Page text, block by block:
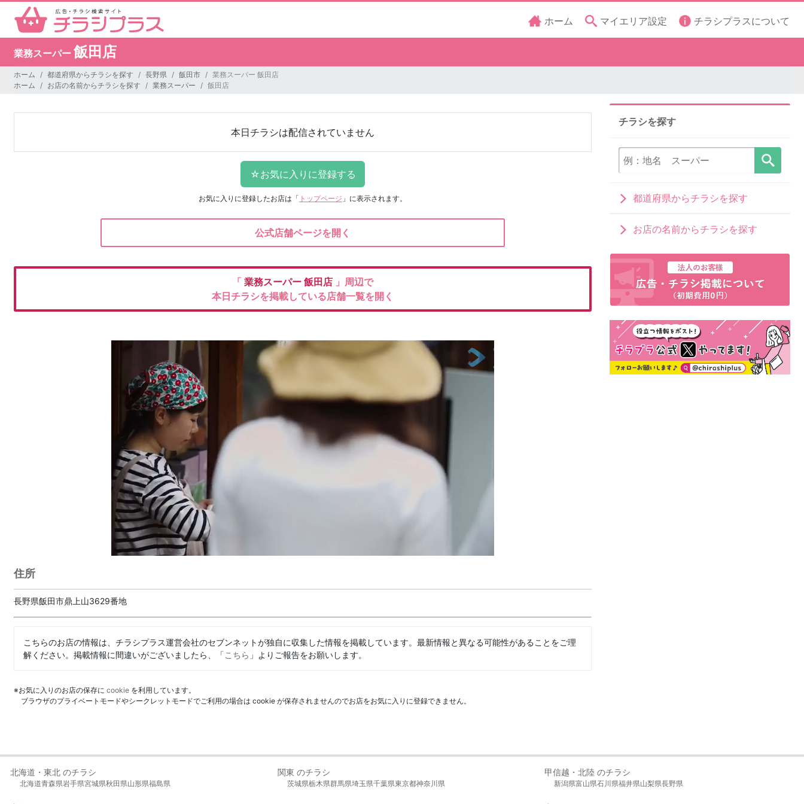
ホーム マイエリア設定 チラシプラスについて
業務スーパー 飯田店
ホーム 都道府県からチラシを探す 長野県 飯田市
業務スーパー 飯田店
ホーム
お店の名前からチラシを探す 業務スーパー 飯田店
本日チラシは配信されていません
お気に入りに登録したお店は 「 トップページ 」に表示されます。
公式店舗ページを開く
「 業務スーパー 飯田店 」周辺で
本日チラシを掲載している店舗一覧を開く
住所
長野県飯田市鼎上山3629番地
こちらのお店の情報は、チラシプラス運営会社のセブンネットが独自に収集した情報を掲載しています。最新情報と異なる可能性があることをご理
解ください。掲載情報に間違いがございましたら、「こちら 」よりご報告をお願いします。
※お気に入りのお店の保存に cookie を利用しています。
ブラウザのプライベートモードやシークレットモードでご利用の場合は cookie が保存されませんのでお店をお気に入りに登録できません。
チラシを探す
都道府県からチラシを探す
お店の名前からチラシを探す
北海道・東北 のチラシ
北海道青森県岩手県宮城県秋田県山形県福島県
関東 のチラシ
茨城県栃木県群馬県埼玉県千葉県東京都神奈川県
甲信越・北陸 のチラシ
新潟県富山県石川県福井県山梨県長野県